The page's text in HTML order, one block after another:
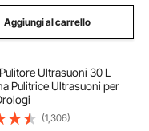
Aggiungi al carrello
Ultrasuoni 30 L
Pulitrice Ultrasuoni per
(1,306)